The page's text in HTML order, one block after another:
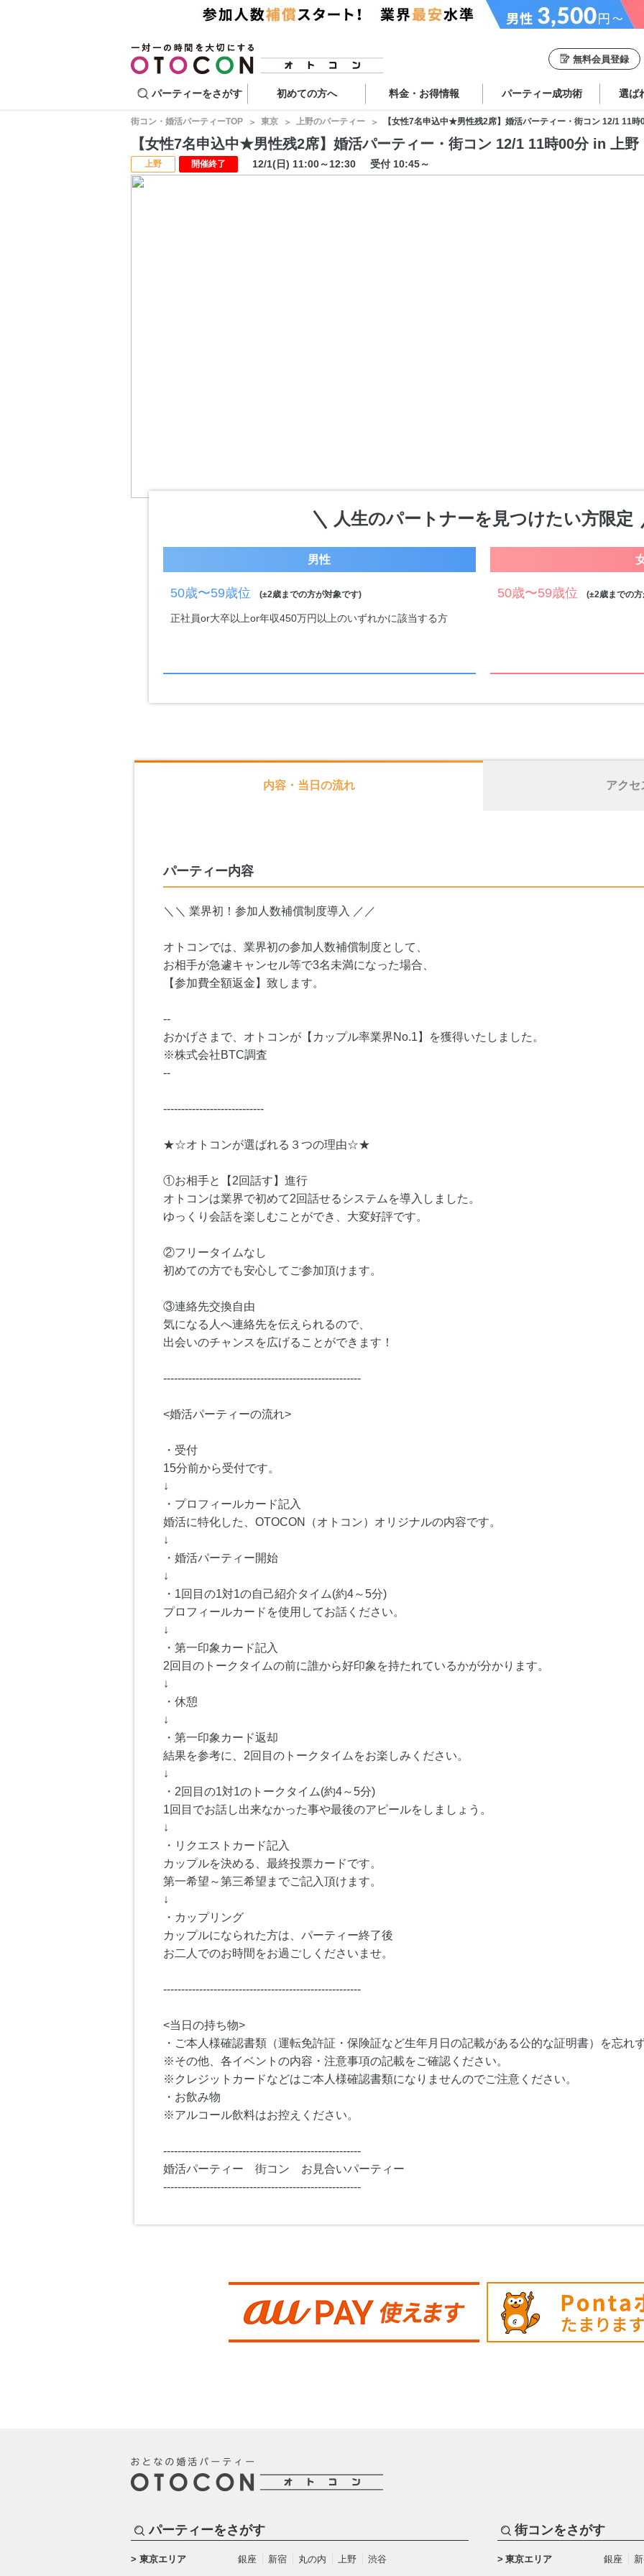
無料会員登録
パーティーをさがす 初めての方へ 料金・お得情報 パーティー成功術 選ば
街コン・婚活パーティーTOP 東京 上野のパーティー 【女性7名申込中★男性残2席】婚活パーティー・街コン 12/1 11時
【女性7名申込中★男性残2席】婚活パーティー・街コン 12/1 11時00分 in 上野
上野 開催終了 12/1(日) 11:00～12:30 受付 10:45～
人生のパートナーを見つけたい方限定
男性
50歳〜59歳位 (±2歳までの方が対象です)
正社員or大卒以上or年収450万円以上のいずれかに該当する方
50歳〜59歳位 (±2歳までの方
内容・当日の流れ アクセ
パーティー内容
＼＼ 業界初！参加人数補償制度導入 ／／
オトコンでは、業界初の参加人数補償制度として、
お相手が急遽キャンセル等で3名未満になった場合、
【参加費全額返金】致します。
--
おかげさまで、オトコンが【カップル率業界No.1】を獲得いたしました。
※株式会社BTC調査
--
----------------------------
★☆オトコンが選ばれる３つの理由☆★
①お相手と【2回話す】進行
オトコンは業界で初めて2回話せるシステムを導入しました。
ゆっくり会話を楽しむことができ、大変好評です。
②フリータイムなし
初めての方でも安心してご参加頂けます。
③連絡先交換自由
気になる人へ連絡先を伝えられるので、
出会いのチャンスを広げることができます！
-------------------------------------------------------
<婚活パーティーの流れ>
・受付
15分前から受付です。
↓
・プロフィールカード記入
婚活に特化した、OTOCON（オトコン）オリジナルの内容です。
↓
・婚活パーティー開始
↓
・1回目の1対1の自己紹介タイム(約4～5分)
プロフィールカードを使用してお話ください。
↓
・第一印象カード記入
2回目のトークタイムの前に誰から好印象を持たれているかが分かります。
↓
・休憩
↓
・第一印象カード返却
結果を参考に、2回目のトークタイムをお楽しみください。
↓
・2回目の1対1のトークタイム(約4～5分)
1回目でお話し出来なかった事や最後のアピールをしましょう。
↓
・リクエストカード記入
カップルを決める、最終投票カードです。
第一希望～第三希望までご記入頂けます。
↓
・カップリング
カップルになられた方は、パーティー終了後
お二人でのお時間をお過ごしくださいませ。
-------------------------------------------------------
<当日の持ち物>
・ご本人様確認書類（運転免許証・保険証など生年月日の記載がある公的な証明書）を忘れ
※その他、各イベントの内容・注意事項の記載をご確認ください。
※クレジットカードなどはご本人様確認書類になりませんのでご注意ください。
・お飲み物
※アルコール飲料はお控えください。
-------------------------------------------------------
婚活パーティー 街コン お見合いパーティー
-------------------------------------------------------
パーティーをさがす
東京エリア 銀座 新宿 丸の内 上野 渋谷
街コンをさがす
東京エリア 銀座